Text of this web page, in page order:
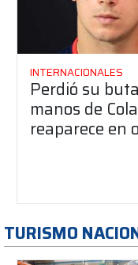
INTERNACIONALES
Perdió su
manos de
reaparece en
TURISMO